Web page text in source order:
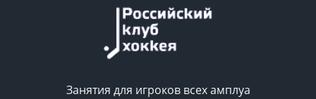
Занятия для игроков всех амплуа